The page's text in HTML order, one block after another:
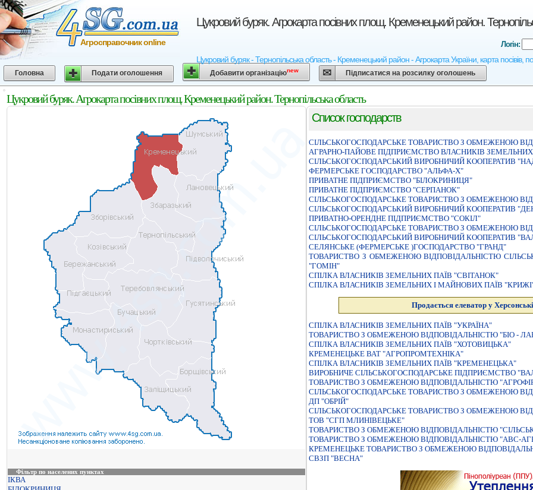
Цукровий буряк. Агрокарта посівних площ. Кременецький район.
Цукровий буряк - Тернопільська область - Кременецький район - Агрокарта України, карта посівів,
Агросправочник online Логін:
Головна Подати оголошення Добавити організаціюnew Підписатися на розсилку оголошень
Цукровий буряк. Агрокарта посівних площ. Кременецький район. Тернопільська область
Фільтр по населених пунктах
ІКВА
Список господарств
СIЛЬСЬКОГОСПОДАРСЬКЕ ТОВАРИСТВО З ОБМЕЖЕНОЮ
АГРАРНО-ПАЙОВЕ ПIДПРИЄМСТВО ВЛАСНИКIВ
СIЛЬСЬКОГОСПОДАРСЬКИЙ ВИРОБНИЧИЙ КООПЕРАТИВ
ФЕРМЕРСЬКЕ ГОСПОДАРСТВО "АЛЬФА-Х"
ПРИВАТНЕ ПIДПРИЄМСТВО "БIЛОКРИНИЦЯ"
ПРИВАТНЕ ПIДПРИЄМСТВО "СЕРПАНОК"
СIЛЬСЬКОГОСПОДАРСЬКЕ ТОВАРИСТВО З ОБМЕЖЕНОЮ
СIЛЬСЬКОГОСПОДАРСЬКИЙ ВИРОБНИЧИЙ КООПЕРАТИВ
ПРИВАТНО-ОРЕНДНЕ ПIДПРИЄМСТВО "СОКIЛ"
СIЛЬСЬКОГОСПОДАРСЬКЕ ТОВАРИСТВО З ОБМЕЖЕНОЮ
СIЛЬСЬКОГОСПОДАРСЬКИЙ ВИРОБНИЧИЙ КООПЕРАТИВ
СЕЛЯНСЬКЕ (ФЕРМЕРСЬКЕ )ГОСПОДАРСТВО "ГРАНД"
ТОВАРИСТВО З ОБМЕЖЕНОЮ ВIДПОВIДАЛЬНIСТЮ
"ГОМIН"
СПIЛКА ВЛАСНИКIВ ЗЕМЕЛЬНИХ ПАЇВ "СВIТАНОК"
СПIЛКА ВЛАСНИКIВ ЗЕМЕЛЬНИХ I МАЙНОВИХ ПАЇВ
Продається елеватор у
СПІЛКА ВЛАСНИКІВ ЗЕМЕЛЬНИХ ПАЇВ "УКРАЇНА"
ТОВАРИСТВО З ОБМЕЖЕНОЮ ВIДПОВIДАЛЬНIСТЮ "БIО -
СПІЛКА ВЛАСНИКІВ ЗЕМЕЛЬНИХ ПАЇВ "ХОТОВИЦЬКА"
КРЕМЕНЕЦЬКЕ ВАТ "АГРОПРОМТЕХНІКА"
СПIЛКА ВЛАСНИКIВ ЗЕМЕЛЬНИХ ПАЇВ "КРЕМЕНЕЦЬКА"
ВИРОБНИЧЕ СIЛЬСЬКОГОСПОДАРСЬКЕ ПIДПРИЄМСТВО
ТОВАРИСТВО З ОБМЕЖЕНОЮ ВІДПОВІДАЛЬНІСТЮ
СIЛЬСЬКОГОСПОДАРСЬКЕ ТОВАРИСТВО З ОБМЕЖЕНОЮ
ДП "ОБРІЙ"
СІЛЬСЬКОГОСПОДАРСЬКЕ ТОВАРИСТВО З ОБМЕЖЕНОЮ
ТОВ "СГП МЛИНІВЕЦЬКЕ"
ТОВАРИСТВО З ОБМЕЖЕНОЮ ВІДПОВІДАЛЬНІСТЮ
ТОВАРИСТВО З ОБМЕЖЕНОЮ ВIДПОВIДАЛЬНIСТЮ "АВС-
КРЕМЕНЕЦЬКЕ ТОВАРИСТВО З ОБМЕЖЕНОЮ
СВЗП "ВЕСНА"